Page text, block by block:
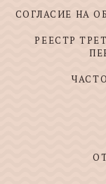
СОГЛАСИЕ НА
РЕЕСТР